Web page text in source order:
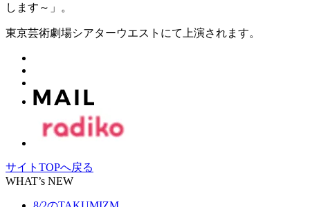
します～」。
東京芸術劇場シアターウエストにて上演されます。
サイトTOPへ戻る
WHAT’s NEW